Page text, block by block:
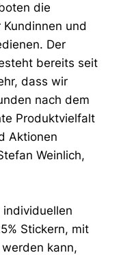
die
und
Der
bereits seit
dass wir
nach dem
Produktvielfalt
Aktionen
Weinlich,
individuellen
Stickern, mit
kann,